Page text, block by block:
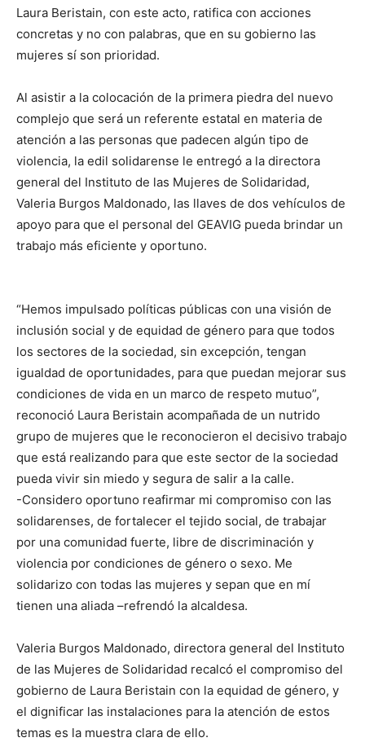
Laura Beristain, con este acto, ratifica con acciones
concretas y no con palabras, que en su gobierno las
mujeres sí son prioridad.
Al asistir a la colocación de la primera piedra del nuevo
complejo que será un referente estatal en materia de
atención a las personas que padecen algún tipo de
violencia, la edil solidarense le entregó a la directora
general del Instituto de las Mujeres de Solidaridad,
Valeria Burgos Maldonado, las llaves de dos vehículos de
apoyo para que el personal del GEAVIG pueda brindar un
trabajo más eficiente y oportuno.
“Hemos impulsado políticas públicas con una visión de
inclusión social y de equidad de género para que todos
los sectores de la sociedad, sin excepción, tengan
igualdad de oportunidades, para que puedan mejorar sus
condiciones de vida en un marco de respeto mutuo”,
reconoció Laura Beristain acompañada de un nutrido
grupo de mujeres que le reconocieron el decisivo trabajo
que está realizando para que este sector de la sociedad
pueda vivir sin miedo y segura de salir a la calle.
-Considero oportuno reafirmar mi compromiso con las
solidarenses, de fortalecer el tejido social, de trabajar
por una comunidad fuerte, libre de discriminación y
violencia por condiciones de género o sexo. Me
solidarizo con todas las mujeres y sepan que en mí
tienen una aliada –refrendó la alcaldesa.
Valeria Burgos Maldonado, directora general del Instituto
de las Mujeres de Solidaridad recalcó el compromiso del
gobierno de Laura Beristain con la equidad de género, y
el dignificar las instalaciones para la atención de estos
temas es la muestra clara de ello.